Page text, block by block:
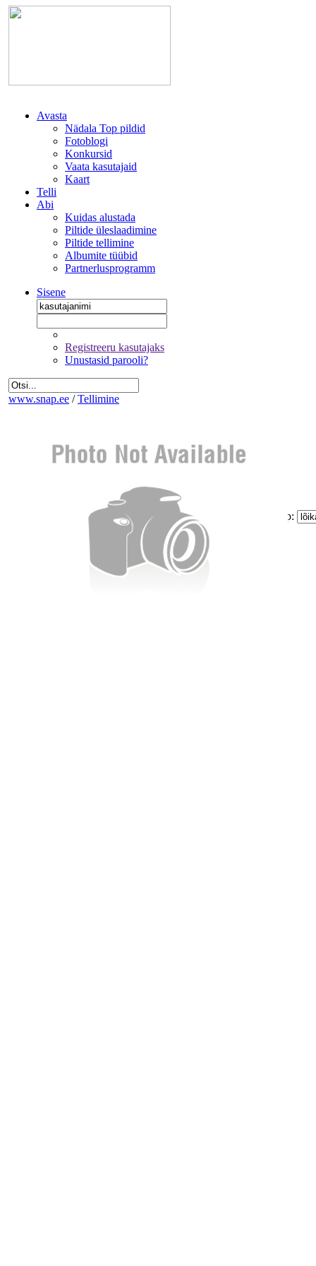
Avasta
Nädala Top pildid
Fotoblogi
Konkursid
Vaata kasutajaid
Kaart
Telli
Abi
Kuidas alustada
Piltide üleslaadimine
Piltide tellimine
Albumite tüübid
Partnerlusprogramm
Sisene
Registreeru kasutajaks
Unustasid parooli?
www.snap.ee / Tellimine
Kogus:
Paberi tüüp:
Lõike tüüp:
Eemalda kõik pildid tellimusest
Miinimum tellimus on 1.60 €